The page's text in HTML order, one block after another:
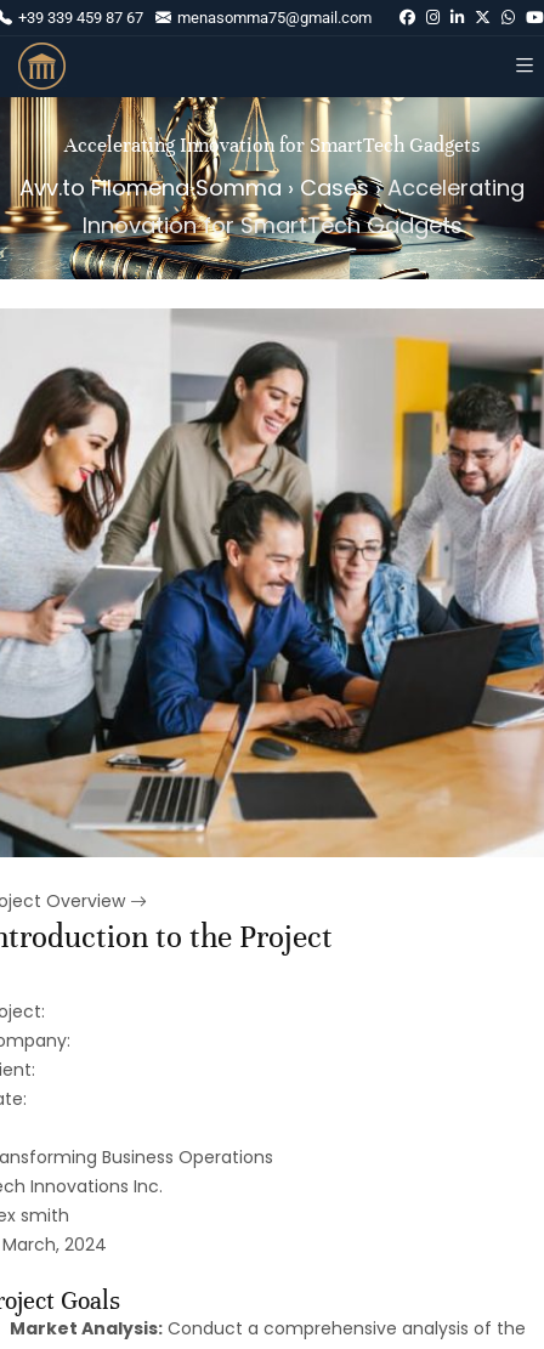
+39 339 459 87 67 menasomma75@gmail.com
Accelerating Innovation for SmartTech Gadgets
Avv.to Filomena Somma › Cases›Accelerating
Innovation for SmartTech Gadgets
Overview
to the Project
Business Operations
Innovations Inc.
smith
March, 2024
Goals
Market Analysis:Conduct a comprehensive analysis of the